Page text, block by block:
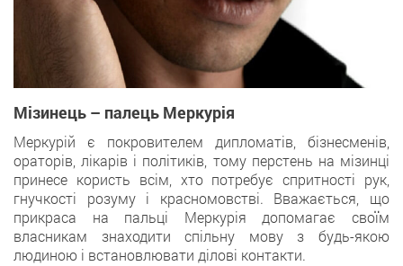
Мізинець – палець Меркурія
Меркурій є покровителем дипломатів, бізнесменів,
ораторів, лікарів і політиків, тому перстень на мізинці
принесе користь всім, хто потребує спритності рук,
гнучкості розуму і красномовстві. Вважається, що
прикраса на пальці Меркурія допомагає своїм
власникам знаходити спільну мову з будь-якою
людиною і встановлювати ділові контакти.